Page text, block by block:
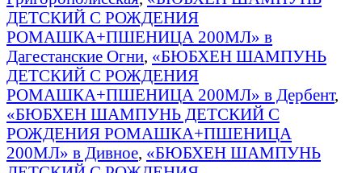
ДЕТСКИЙ С РОЖДЕНИЯ
РОМАШКА+ПШЕНИЦА 200МЛ» в
Дагестанские Огни, «БЮБХЕН ШАМПУНЬ
ДЕТСКИЙ С РОЖДЕНИЯ
РОМАШКА+ПШЕНИЦА 200МЛ» в Дербент,
«БЮБХЕН ШАМПУНЬ ДЕТСКИЙ С
РОЖДЕНИЯ РОМАШКА+ПШЕНИЦА
200МЛ» в Дивное, «БЮБХЕН ШАМПУНЬ